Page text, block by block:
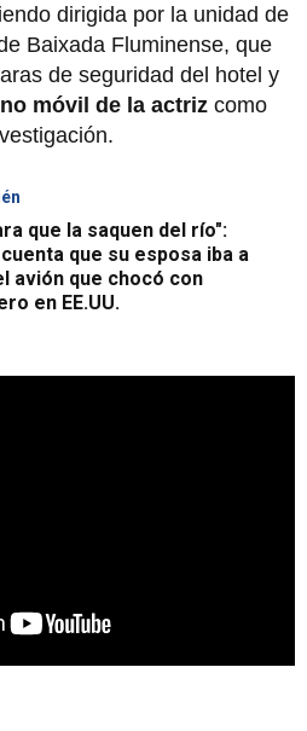
dirigida por la unidad de
Baixada Fluminense, que
de seguridad del hotel y
móvil de la actriz como
que la saquen del río":
que su esposa iba a
avión que chocó con
en EE.UU.